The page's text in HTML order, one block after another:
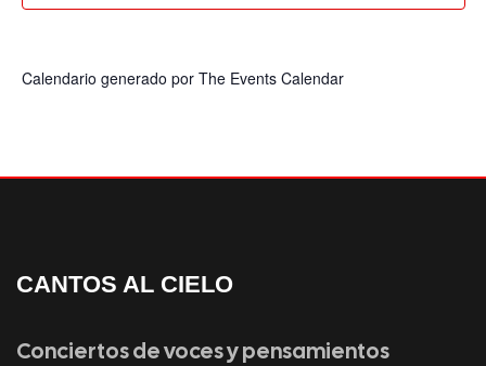
Calendario generado por The Events Calendar
CANTOS AL CIELO
Conciertos de voces y pensamientos